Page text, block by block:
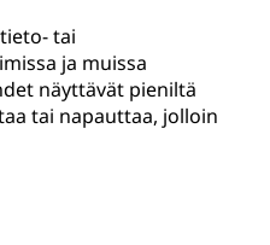
tai
ja muissa
näyttävät pieniltä
tai napauttaa, jolloin